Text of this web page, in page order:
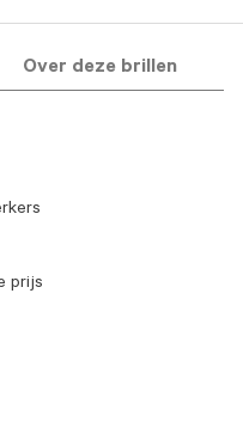
Over deze brillen
prijs